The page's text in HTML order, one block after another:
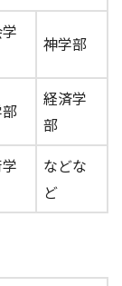
神学部
経済学
部
などな
ど